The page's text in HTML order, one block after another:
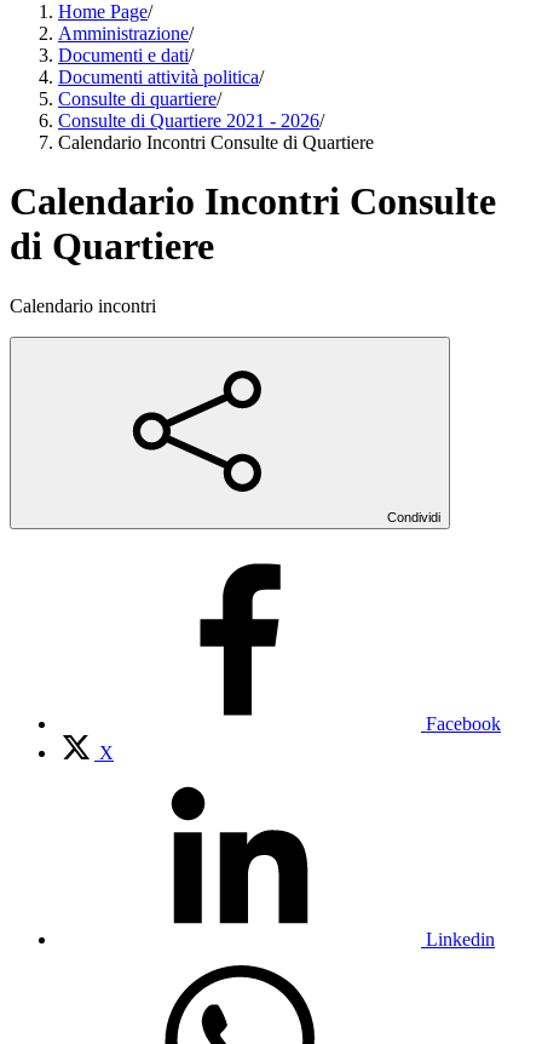
Home Page/
Amministrazione/
Documenti e dati/
Documenti attività politica/
Consulte di quartiere/
Consulte di Quartiere 2021 - 2026/
Calendario Incontri Consulte di Quartiere
Calendario Incontri Consulte
di Quartiere
Calendario incontri
Condividi
Facebook
X
Linkedin